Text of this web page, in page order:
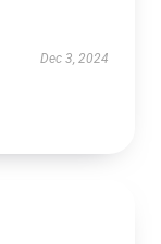
Dec 3, 2024